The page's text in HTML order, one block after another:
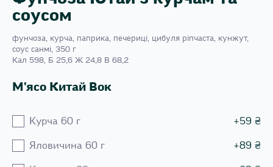
соусом
фунчоза, курча, паприка, печериці, цибуля ріпчаста, кунжут,
соус санмі, 350 г
Кал 598, Б 25,6 Ж 24,8 В 68,2
М'ясо Китай Вок
Курча 60 г +59 ₴
Яловичина 60 г +89 ₴